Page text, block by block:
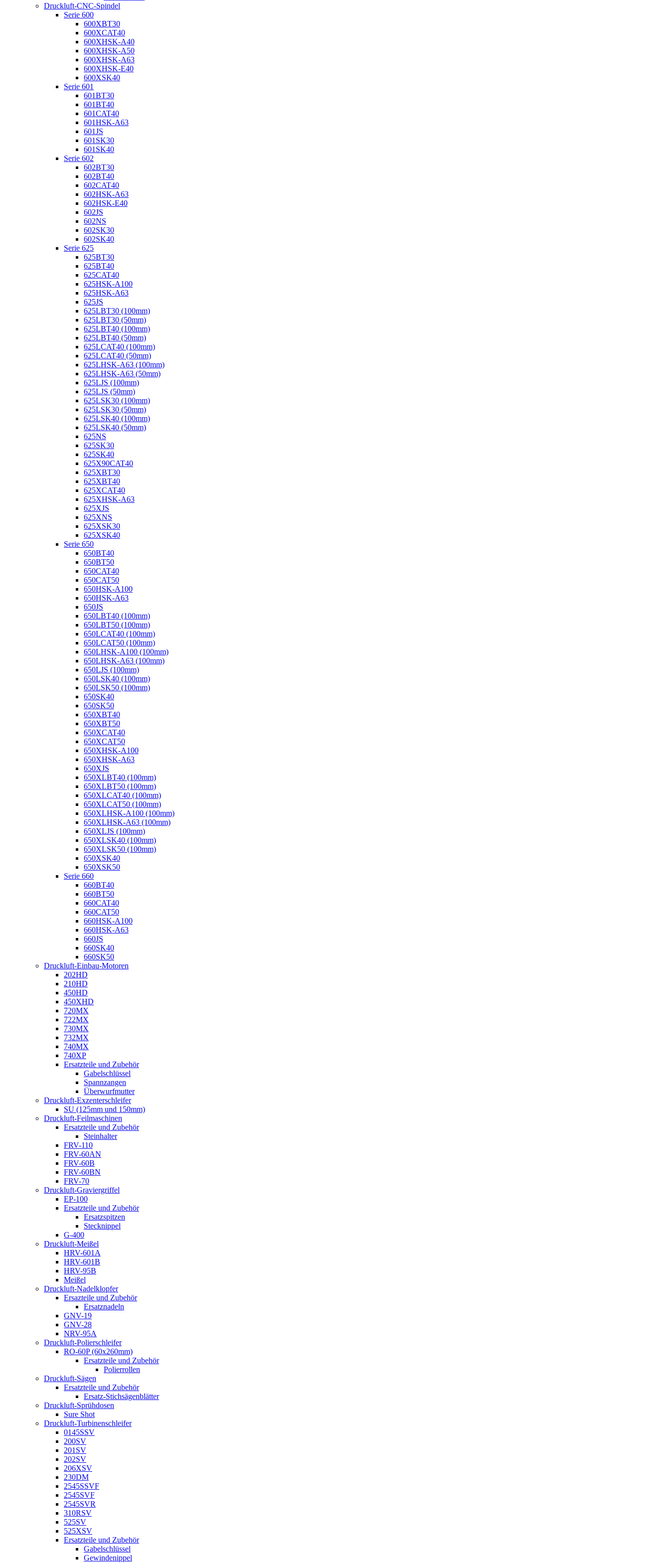
Druckluft-CNC-Spindel
Serie 600
600XBT30
600XCAT40
600XHSK-A40
600XHSK-A50
600XHSK-A63
600XHSK-E40
600XSK40
Serie 601
601BT30
601BT40
601CAT40
601HSK-A63
601JS
601SK30
601SK40
Serie 602
602BT30
602BT40
602CAT40
602HSK-A63
602HSK-E40
602JS
602NS
602SK30
602SK40
Serie 625
625BT30
625BT40
625CAT40
625HSK-A100
625HSK-A63
625JS
625LBT30 (100mm)
625LBT30 (50mm)
625LBT40 (100mm)
625LBT40 (50mm)
625LCAT40 (100mm)
625LCAT40 (50mm)
625LHSK-A63 (100mm)
625LHSK-A63 (50mm)
625LJS (100mm)
625LJS (50mm)
625LSK30 (100mm)
625LSK30 (50mm)
625LSK40 (100mm)
625LSK40 (50mm)
625NS
625SK30
625SK40
625X90CAT40
625XBT30
625XBT40
625XCAT40
625XHSK-A63
625XJS
625XNS
625XSK30
625XSK40
Serie 650
650BT40
650BT50
650CAT40
650CAT50
650HSK-A100
650HSK-A63
650JS
650LBT40 (100mm)
650LBT50 (100mm)
650LCAT40 (100mm)
650LCAT50 (100mm)
650LHSK-A100 (100mm)
650LHSK-A63 (100mm)
650LJS (100mm)
650LSK40 (100mm)
650LSK50 (100mm)
650SK40
650SK50
650XBT40
650XBT50
650XCAT40
650XCAT50
650XHSK-A100
650XHSK-A63
650XJS
650XLBT40 (100mm)
650XLBT50 (100mm)
650XLCAT40 (100mm)
650XLCAT50 (100mm)
650XLHSK-A100 (100mm)
650XLHSK-A63 (100mm)
650XLJS (100mm)
650XLSK40 (100mm)
650XLSK50 (100mm)
650XSK40
650XSK50
Serie 660
660BT40
660BT50
660CAT40
660CAT50
660HSK-A100
660HSK-A63
660JS
660SK40
660SK50
Druckluft-Einbau-Motoren
202HD
210HD
450HD
450XHD
720MX
722MX
730MX
732MX
740MX
740XP
Ersatzteile und Zubehör
Gabelschlüssel
Spannzangen
Überwurfmutter
Druckluft-Exzenterschleifer
SU (125mm und 150mm)
Druckluft-Feilmaschinen
Ersatzteile und Zubehör
Steinhalter
FRV-110
FRV-60AN
FRV-60B
FRV-60BN
FRV-70
Druckluft-Graviergriffel
EP-100
Ersatzteile und Zubehör
Ersatzspitzen
Stecknippel
G-400
Druckluft-Meißel
HRV-601A
HRV-601B
HRV-95B
Meißel
Druckluft-Nadelklopfer
Ersazteile und Zubehör
Ersatznadeln
GNV-19
GNV-28
NRV-95A
Druckluft-Polierschleifer
RO-60P (60x260mm)
Ersatzteile und Zubehör
Polierrollen
Druckluft-Sägen
Ersatzteile und Zubehör
Ersatz-Stichsägenblätter
Druckluft-Sprühdosen
Sure Shot
Druckluft-Turbinenschleifer
0145SSV
200SV
201SV
202SV
206XSV
230DM
2545SSVF
2545SVF
2545SVR
310RSV
525SV
525XSV
Ersatzteile und Zubehör
Gabelschlüssel
Gewindenippel